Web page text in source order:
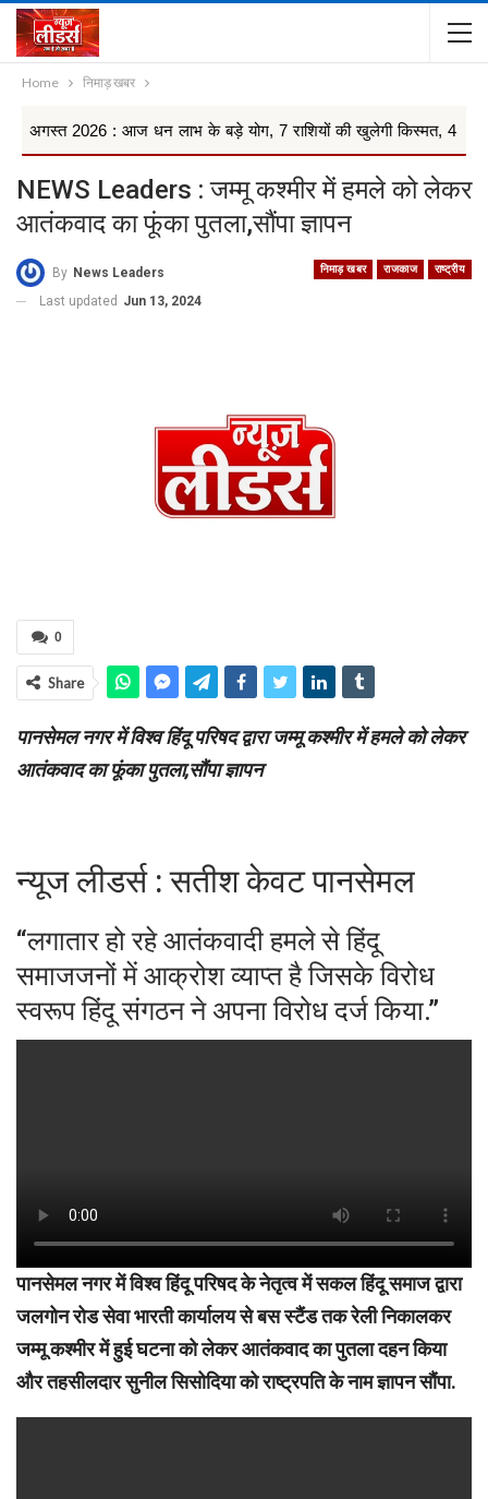
Home निमाड़ खबर
: आज धन लाभ के बड़े योग, 7 राशियों की खुलेगी किस्मत, 4 राशियों को
NEWS Leaders : जम्मू कश्मीर में हमले को लेकर
आतंकवाद का फूंका पुतला,सौंपा ज्ञापन
निमाड़ खबर राजकाज राष्ट्रीय
By News Leaders
Last updated Jun 13, 2024
0
Share
पानसेमल नगर में विश्व हिंदू परिषद द्वारा जम्मू कश्मीर में हमले को लेकर
आतंकवाद का फूंका पुतला,सौंपा ज्ञापन
न्यूज लीडर्स : सतीश केवट पानसेमल
“लगातार हो रहे आतंकवादी हमले से हिंदू
समाजजनों में आक्रोश व्याप्त है जिसके विरोध
स्वरूप हिंदू संगठन ने अपना विरोध दर्ज किया.”
पानसेमल नगर में विश्व हिंदू परिषद के नेतृत्व में सकल हिंदू समाज द्वारा
जलगोन रोड सेवा भारती कार्यालय से बस स्टैंड तक रेली निकालकर
जम्मू कश्मीर में हुई घटना को लेकर आतंकवाद का पुतला दहन किया
और तहसीलदार सुनील सिसोदिया को राष्ट्रपति के नाम ज्ञापन सौंपा.